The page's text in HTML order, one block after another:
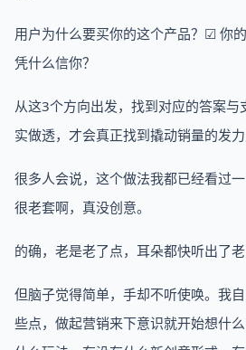
用户为什么要买你的这个产品？☑ 你
凭什么信你？
从这3个方向出发，找到对应的答案
实做透，才会真正找到撬动销量的发力
很多人会说，这个做法我都已经看过一
很老套啊，真没创意。
的确，老是老了点，耳朵都快听出了老
但脑子觉得简单，手却不听使唤。我
些点，做起营销来下意识就开始想什